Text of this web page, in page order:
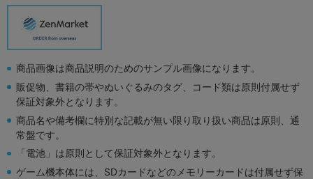
商品画像は商品説明のためのサンプル画像になります。
販促物、書籍の帯やぬいぐるみのタグ、コード類は原則付属せず
保証対象外となります。
商品名や備考欄に特別な記載が無い限り取り扱い商品は原則、通
常盤です。
「電池」は原則として保証対象外となります。
ゲーム機本体には、SDカードなどのメモリーカードは付属せず保